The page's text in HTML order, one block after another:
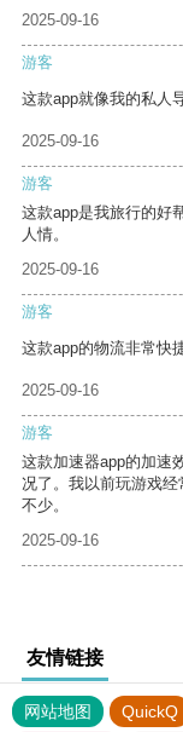
2025-09-16
游客
这款app就像我的私人
2025-09-16
游客
这款app是我旅行的好
人情。
2025-09-16
游客
这款app的物流非常快
2025-09-16
游客
这款加速器app的加速
况了。我以前玩游戏
不少。
2025-09-16
友情链接
网站地图 QuickQ